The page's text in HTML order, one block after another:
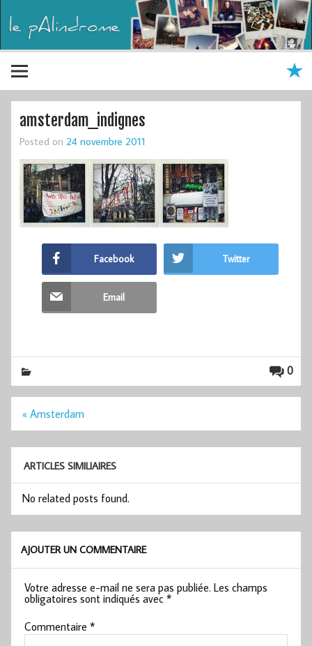
amsterdam_indignes
Posted on 24 novembre 2011
Facebook Twitter
Email
0
Navigation
« Amsterdam
ARTICLES SIMILIAIRES
No related posts found.
AJOUTER UN COMMENTAIRE
Votre adresse e-mail ne sera pas publiée. Les champs
obligatoires sont indiqués avec*
Commentaire*